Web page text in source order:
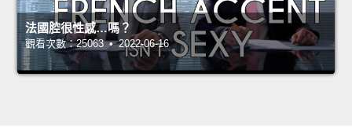
法國腔很性感…嗎？
觀看次數：25063 • 2022-06-16